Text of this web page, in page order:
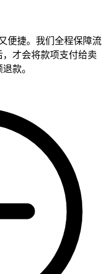
便捷。我们全程保障流
才会将款项支付给卖
款。